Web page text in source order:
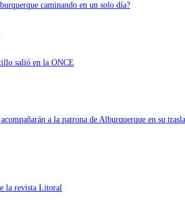
caminando en un solo día?
salió en la ONCE
a la patrona de Alburquerque en su
la revista Litoral